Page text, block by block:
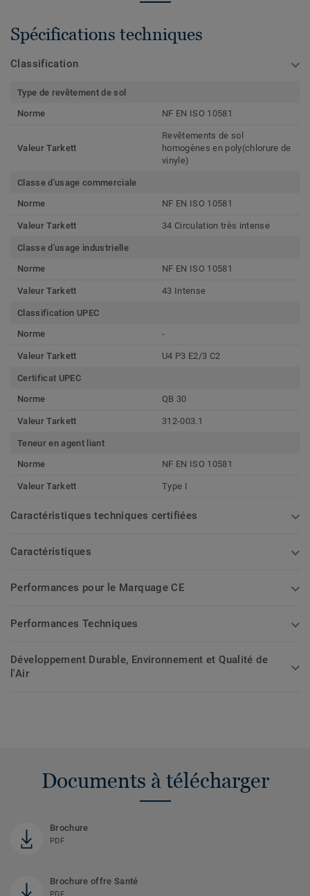
Spécifications techniques
Classification
Type de revêtement de sol
Norme
NF EN ISO 10581
Valeur Tarkett
Revêtements de sol
homogènes en poly(chlorure de
vinyle)
Classe d'usage commerciale
Norme
NF EN ISO 10581
Valeur Tarkett 34 Circulation très intense
Classe d'usage industrielle
Norme
NF EN ISO 10581
Valeur Tarkett 43 Intense
Classification UPEC
Norme
-
Valeur Tarkett U4 P3 E2/3 C2
Certificat UPEC
Norme
QB 30
Valeur Tarkett 312-003.1
Teneur en agent liant
Norme
NF EN ISO 10581
Valeur Tarkett Type I
Caractéristiques techniques certifiées
Caractéristiques
Performances pour le Marquage CE
Performances Techniques
Développement Durable, Environnement et Qualité de
l'Air
Documents à télécharger
Brochure
PDF
Brochure offre Santé